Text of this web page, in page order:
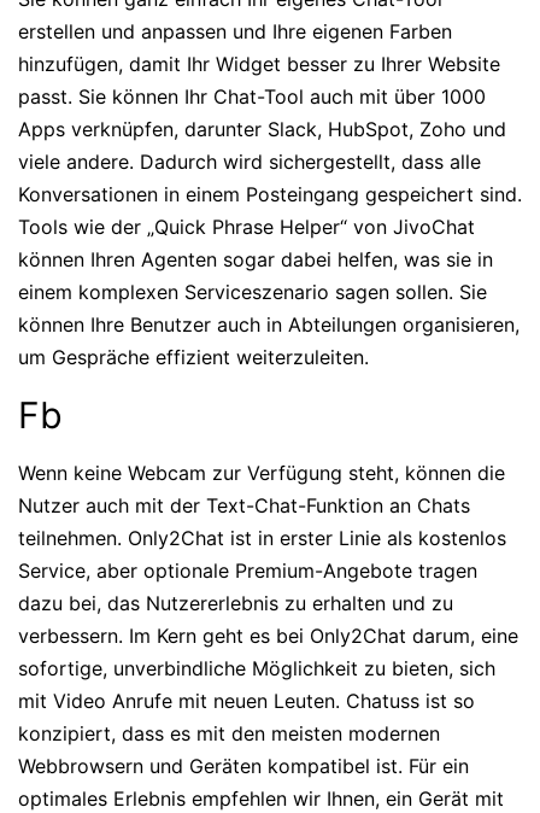
erstellen und anpassen und Ihre eigenen Farben
hinzufügen, damit Ihr Widget besser zu Ihrer Website
passt. Sie können Ihr Chat-Tool auch mit über 1000
Apps verknüpfen, darunter Slack, HubSpot, Zoho und
viele andere. Dadurch wird sichergestellt, dass alle
Konversationen in einem Posteingang gespeichert sind.
Tools wie der „Quick Phrase Helper“ von JivoChat
können Ihren Agenten sogar dabei helfen, was sie in
einem komplexen Serviceszenario sagen sollen. Sie
können Ihre Benutzer auch in Abteilungen organisieren,
um Gespräche effizient weiterzuleiten.
Fb
Wenn keine Webcam zur Verfügung steht, können die
Nutzer auch mit der Text-Chat-Funktion an Chats
teilnehmen. Only2Chat ist in erster Linie als kostenlos
Service, aber optionale Premium-Angebote tragen
dazu bei, das Nutzererlebnis zu erhalten und zu
verbessern. Im Kern geht es bei Only2Chat darum, eine
sofortige, unverbindliche Möglichkeit zu bieten, sich
mit Video Anrufe mit neuen Leuten. Chatuss ist so
konzipiert, dass es mit den meisten modernen
Webbrowsern und Geräten kompatibel ist. Für ein
optimales Erlebnis empfehlen wir Ihnen, ein Gerät mit